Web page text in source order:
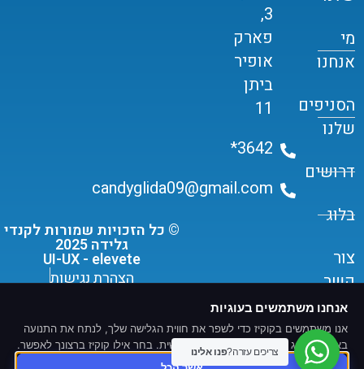
מי
אנחנו
הסניפים
שלנו
דרושים
בלוג
צור
קשר
3,
פארק
אופיר
ביתן
11
3642*
candyglida09@gmail.com
הצהרת נגישות
© כל הזכויות שמורות לקנדי
גלידה 2025
UI-UX - elevete
צריכים עזרה?פנו אלינו
אנחנו משתמשים בעוגיות
אנו משתמשים בקוקיז כדי לשפר את חווית הגלישה שלך, לנתח את התנועה
באתר ולהציג תוכן ומודעות מותאמים אישית. בחר אילו קוקיז ברצונך לאפשר.